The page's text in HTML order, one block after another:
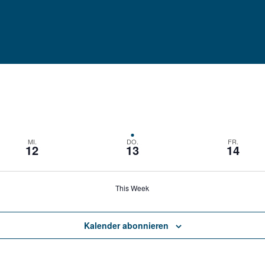
MI.
12 DO.
13 FR.
14
This Week
Kalender abonnieren